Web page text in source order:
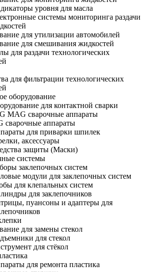
уровня для масла
системы мониторинга раздачи
для утилизации автомобилей
для смешивания жидкостей
для раздачи технологических
для фильтрации технологических
оборудование
для контактной сварки
MAG сварочные аппараты
сварочные аппараты
для приварки шпилек
аксессуары
защиты (Маски)
системы
заклепочных систем
модули для заклепочных систем
для клепальных систем
для заклепочников
пуансоны и адаптеры для
для замены стекол
для стекол
для стёкол
для ремонта пластика